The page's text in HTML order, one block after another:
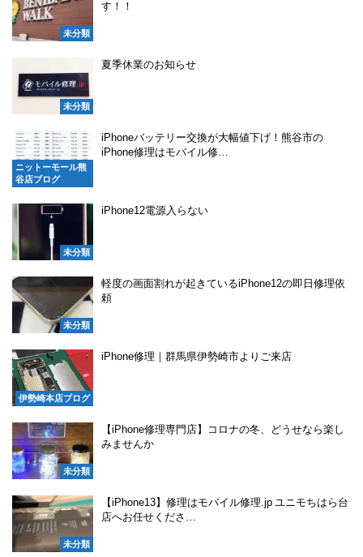
未分類
す！！
未分類
夏季休業のお知らせ
ニットーモール熊
谷店ブログ
iPhoneバッテリー交換が大幅値下げ！熊谷市の
iPhone修理はモバイル修…
未分類
iPhone12電源入らない
未分類
軽度の画面割れが起きているiPhone12の即日修理依
頼
伊勢崎本店ブログ
iPhone修理｜群馬県伊勢崎市よりご来店
未分類
【iPhone修理専門店】コロナの冬、どうせなら楽し
みませんか
未分類
【iPhone13】修理はモバイル修理.jp ユニモちはら台
店へお任せくださ…